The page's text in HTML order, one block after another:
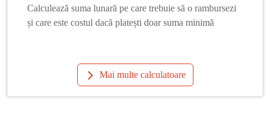
Calculează suma lunară pe care trebuie să o rambursezi
și care este costul dacă platești doar suma minimă
Mai multe calculatoare